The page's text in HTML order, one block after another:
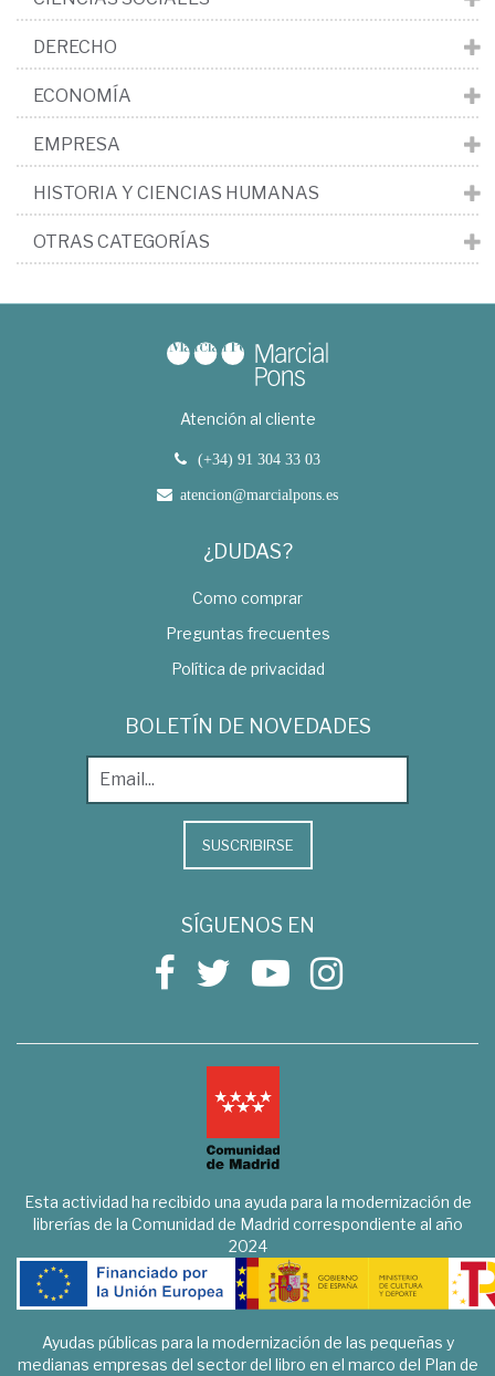
DERECHO
ECONOMÍA
EMPRESA
HISTORIA Y CIENCIAS HUMANAS
OTRAS CATEGORÍAS
Atención al cliente
(+34) 91 304 33 03
atencion@marcialpons.es
¿DUDAS?
Como comprar
Preguntas frecuentes
Política de privacidad
BOLETÍN DE NOVEDADES
SUSCRIBIRSE
SÍGUENOS EN
Esta actividad ha recibido una ayuda para la modernización de
librerías de la Comunidad de Madrid correspondiente al año
2024
Ayudas públicas para la modernización de las pequeñas y
medianas empresas del sector del libro en el marco del Plan de